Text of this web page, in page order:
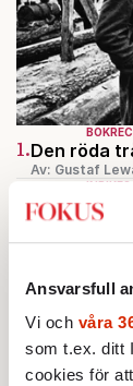
Ansvarsfull
Vi och våra
som t.ex. ditt
cookies för
1.Den röda
Av: Gustaf
INRIKES
2.
ut
Av: Susanne
3.Frans
KRÖNIKA
4.Nina
alla om att